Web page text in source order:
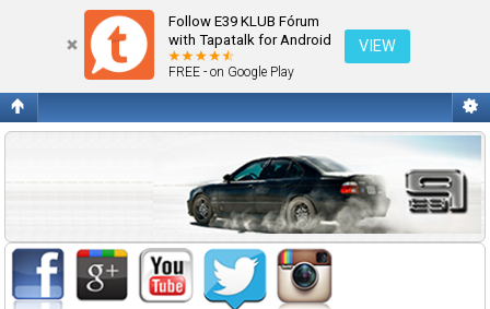
Follow E39 KLUB Fórum
with Tapatalk for Android
FREE - on Google Play
VIEW
Fórum kezdőlap megtekintése